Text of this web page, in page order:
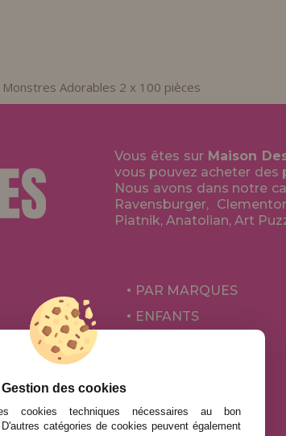
Monstres Adorables 2 x 100 pièces
Vous êtes sur Maison
vous pouvez acheter des
Nous avons dans notre
Ravensburger,
Piatnik, Anatolian, Art
PAR MARQUES
ENFANTS
JEUX DE SOCIÉTÉ
Gestion des cookies
cookies techniques nécessaires au bon
catégories de cookies peuvent également